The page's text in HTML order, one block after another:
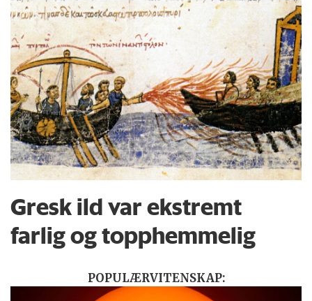
Gresk ild var ekstremt
farlig og topphemmelig
POPULÆRVITENSKAP: